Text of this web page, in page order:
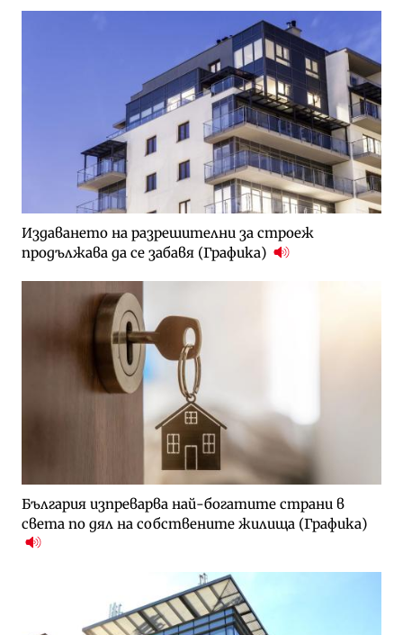
Издаването на разрешителни за строеж
продължава да се забавя (Графика)
България изпреварва най-богатите страни в
света по дял на собствените жилища (Графика)